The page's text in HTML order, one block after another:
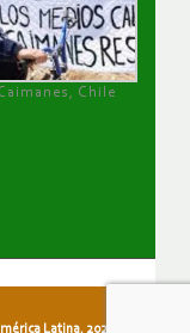
Chile
Latina, 2026